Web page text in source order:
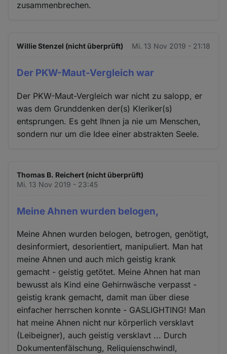
zusammenbrechen.
Willie Stenzel (nicht überprüft) Mi. 13 Nov 2019 - 21:18
Der PKW-Maut-Vergleich war
Der PKW-Maut-Vergleich war nicht zu salopp, er
was dem Grunddenken der(s) Kleriker(s)
entsprungen. Es geht Ihnen ja nie um Menschen,
sondern nur um die Idee einer abstrakten Seele.
Thomas B. Reichert (nicht überprüft)
Mi. 13 Nov 2019 - 23:45
Meine Ahnen wurden belogen,
Meine Ahnen wurden belogen, betrogen, genötigt,
desinformiert, desorientiert, manipuliert. Man hat
meine Ahnen und auch mich geistig krank
gemacht - geistig getötet. Meine Ahnen hat man
bewusst als Kind eine Gehirnwäsche verpasst -
geistig krank gemacht, damit man über diese
einfacher herrschen konnte - GASLIGHTING! Man
hat meine Ahnen nicht nur körperlich versklavt
(Leibeigner), auch geistig versklavt ... Durch
Dokumentenfälschung, Reliquienschwindl,